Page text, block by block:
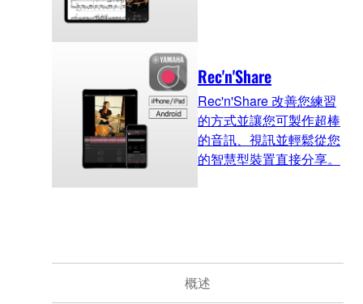
Rec'n'Share
Rec'n'Share 改善您練習
的方式並讓您可製作超棒
的音訊、視訊並輕鬆從您
的智慧型裝置直接分享。
概述